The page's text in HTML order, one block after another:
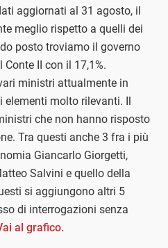
aggiornati al 31 agosto, il
meglio rispetto a quelli dei
posto troviamo il governo
Conte II con il 17,1%.
ministri attualmente in
elementi molto rilevanti. Il
che non hanno risposto
Tra questi anche 3 fra i più
Giancarlo Giorgetti,
Salvini e quello della
si aggiungono altri 5
di interrogazioni senza
al grafico.